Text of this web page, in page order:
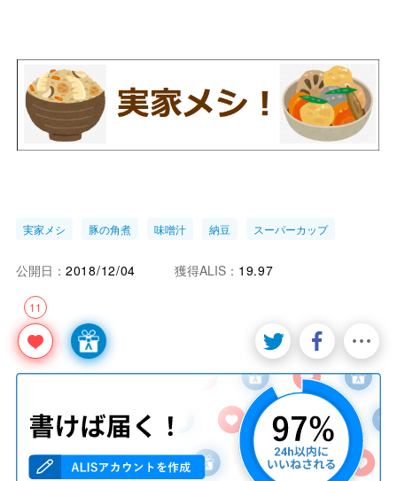
実家メシ 豚の角煮 味噌汁 納豆 スーパーカップ
11
公開日： 2018/12/04 獲得ALIS： 19.97